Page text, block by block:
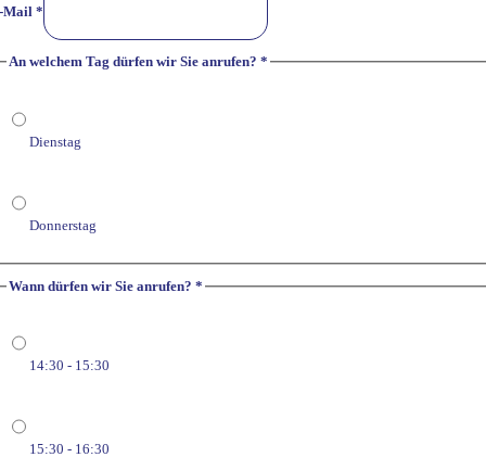
Mail*
An welchem Tag dürfen wir Sie anrufen?*
Dienstag
Donnerstag
Wann dürfen wir Sie anrufen?*
14:30 - 15:30
15:30 - 16:30